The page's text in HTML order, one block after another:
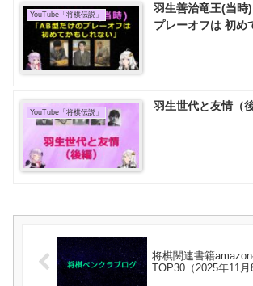
YouTube「将棋伝説」
羽生善治竜王(当時
プレーオフは 初め
YouTube「将棋伝説」 羽生世代と友情（後
将棋関連書籍
TOP30（2025年11月